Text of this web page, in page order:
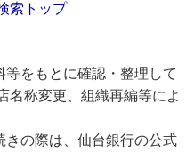
索トップ
をもとに確認・整理して
名称変更、組織再編等によ
の際は、仙台銀行の公式